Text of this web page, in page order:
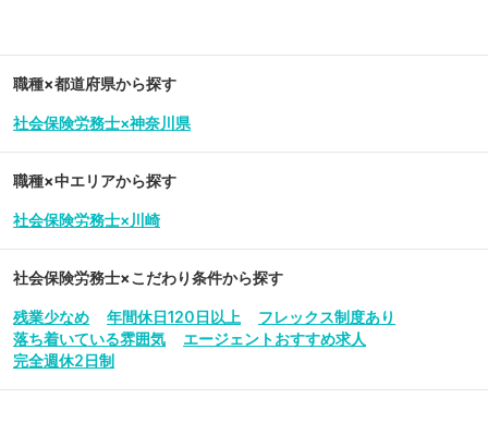
職種×都道府県から探す
社会保険労務士×神奈川県
職種×中エリアから探す
社会保険労務士×川崎
社会保険労務士×こだわり条件から探す
残業少なめ 年間休日120日以上
フレックス制度あり
落ち着いている雰囲気
エージェントおすすめ求人
完全週休2日制